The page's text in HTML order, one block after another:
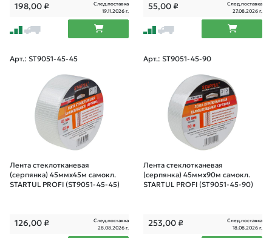
198,00₽
След.поставка
19.11.2026 г.
55,00₽
След.поставка
27.08.2026 г.
Арт.: ST9051-45-45
Лента стеклотканевая
(серпянка) 45ммх45м самокл.
STARTUL PROFI (ST9051-45-45)
126,00₽
След.поставка
28.08.2026 г.
Арт.: ST9051-45-90
Лента стеклотканевая
(серпянка) 45ммх90м самокл.
STARTUL PROFI (ST9051-45-90)
253,00₽
След.поставка
18.08.2026 г.